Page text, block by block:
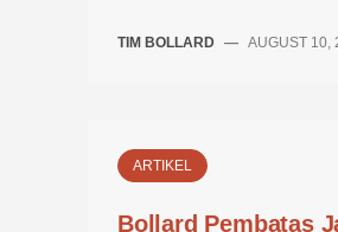
TIM BOLLARD — AUGUST 10,
ARTIKEL
Bollard Pembatas